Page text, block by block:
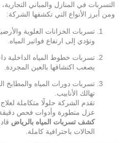
التسربات في المنازل والمباني
ومن أبرز الأنواع التي تكشفها الشركة:
تسربات الخزانات العلوية
وتؤدي إلى ارتفاع فواتير المياه.
تسربات خطوط المياه الداخلية
يصعب اكتشافها بالعين المجردة.
تسربات دورات المياه والمطابخ
تهالك الأنابيب.
تقدم الشركة حلولًا متكاملة
عزل متطورة وأدوات فحص
كشف تسربات المياه بالرياض
الحالات باحترافية كاملة.